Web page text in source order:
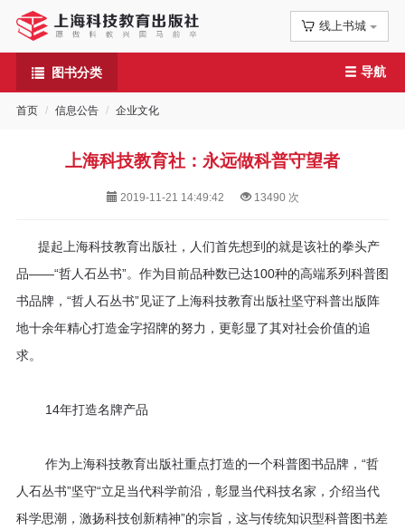
线上书城
图书分类
首
页
告
图
材
导航
首页 信息公告 企业文化
上海科技教育社：永远做科普守望者
2019-11-21 14:49:42 13490次
提起上海科技教育出版社，人们首先想到的就是该社的拳头产
品——“哲人石丛书”。作为目前品种数已达100种的高端系列科普图
书品牌，“哲人石丛书”见证了上海科技教育出版社坚守科普出版阵
地十余年精心打造金字招牌的努力，更彰显了其对社会价值的追
求。
14年打造名牌产品
作为上海科技教育出版社重点打造的一个科普图书品牌，“哲
人石丛书”坚守“立足当代科学前沿，彰显当代科技名家，介绍当代
科学思潮，激扬科技创新精神”的宗旨，这与传统知识型科普图书差